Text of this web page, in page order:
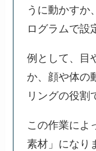
うに動かすか
ログラムで設
例として、目
か、顔や体の
リングの役割
この作業によ
素材」になり